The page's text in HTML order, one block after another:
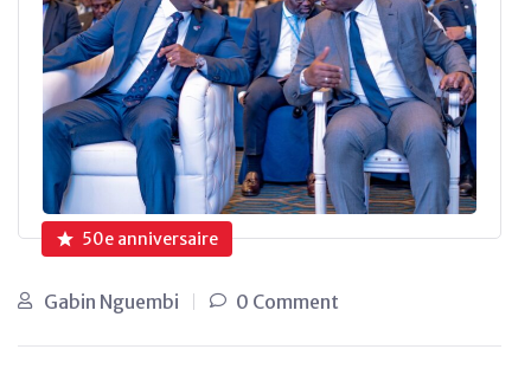
50e anniversaire
Gabin Nguembi 0 Comment